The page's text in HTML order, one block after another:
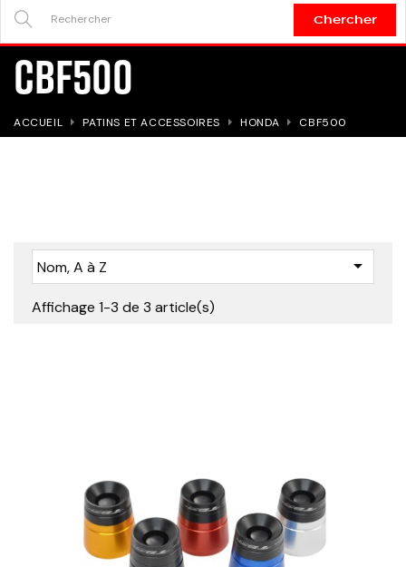
Chercher
CBF500
ACCUEIL PATINS ET ACCESSOIRES HONDA CBF500
Nom, A à Z 
Affichage 1-3 de 3 article(s)